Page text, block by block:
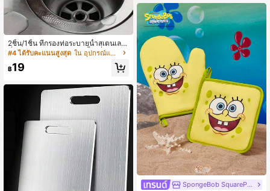
2ชิ้น/1ชิ้น ที่กรองท่อระบายน้ำสเตนเลส,
ที่ดักจับเส้นผมในอ่างอาบน้ำ, ที่กรองท่อ
ระบายน้ำฝักบัว, จุกปิดท่อระบายน้ำพร้อ
มที่จับ, ท่อระบายน้ำในครัว, ของใช้จำเ
#4 ได้รับคะแนนสูงสุด ใน อุปกรณ์และเครื่องมือในครัว
฿19
SpongeBob SquarePants